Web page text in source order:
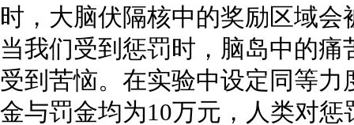
时，大脑伏隔核中的奖励区域
当我们受到惩罚时，脑岛中的
受到苦恼。在实验中设定同等
金与罚金均为10万元，人类对